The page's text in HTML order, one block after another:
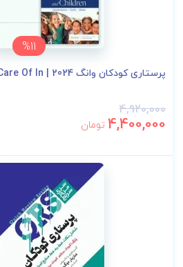
%11
پرستاری کودکان وانگ 2024 | Wong Nursing Care Of In...
4,920,000
4,400,000 تومان